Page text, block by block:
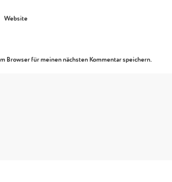
Website
Browser für meinen nächsten Kommentar speichern.